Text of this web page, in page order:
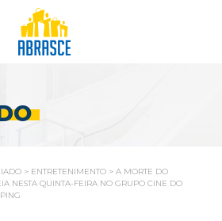
> ENTRETENIMENTO > A MORTE DO
NESTA QUINTA-FEIRA NO GRUPO CINE DO